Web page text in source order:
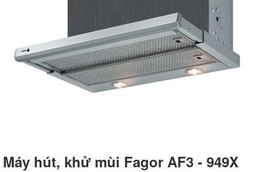
Máy hút, khử mùi Fagor AF3 - 949X